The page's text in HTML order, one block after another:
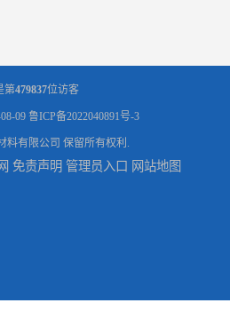
第479837位访客
09 鲁ICP备2022040891号-3
料有限公司 保留所有权利.
免责声明 管理员入口 网站地图